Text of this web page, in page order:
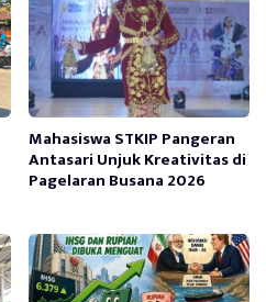
Mahasiswa STKIP Pangeran
Antasari Unjuk Kreativitas di
Pagelaran Busana 2026